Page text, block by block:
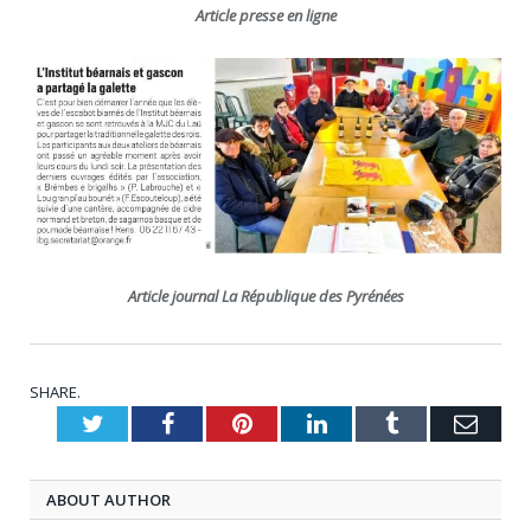
Article presse en ligne
Article journal La République des Pyrénées
SHARE.
TwitterFacebookPinterestLinkedInTumblr
ABOUT AUTHOR